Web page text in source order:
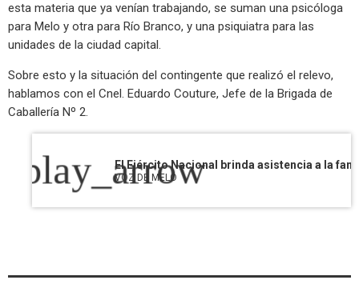
esta materia que ya venían trabajando, se suman una psicóloga
para Melo y otra para Río Branco, y una psiquiatra para las
unidades de la ciudad capital.
Sobre esto y la situación del contingente que realizó el relevo,
hablamos con el Cnel. Eduardo Couture, Jefe de la Brigada de
Caballería Nº 2.
play_arrow
VOZ DE MELO